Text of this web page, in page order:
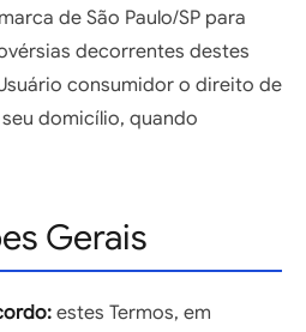
de São Paulo/SP para
decorrentes destes
consumidor o direito de
domicílio, quando
Gerais
estes Termos, em